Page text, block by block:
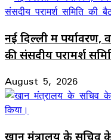
नई दिल्ली में पर्यावरण,
की संसदीय परामर्श
August 5, 2026
खान मंत्रालय के सचिव